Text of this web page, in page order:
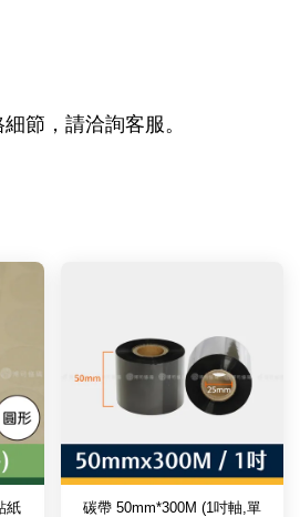
節，請洽詢客服。
紙
碳帶 50mm*300M (1吋軸,單